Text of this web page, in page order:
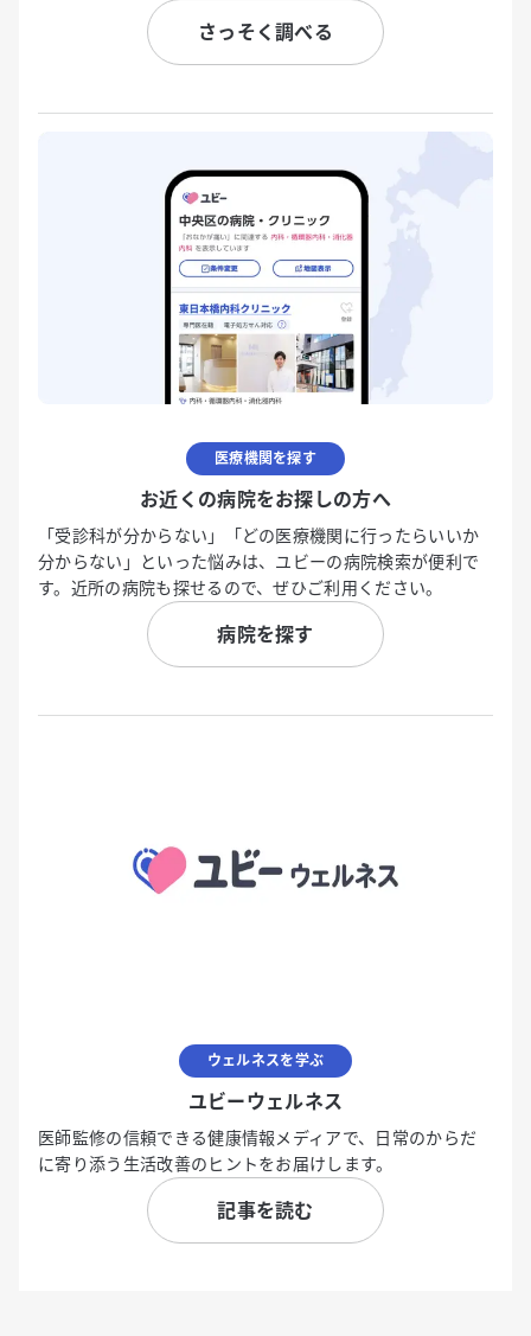
さっそく調べる
医療機関を探す
お近くの病院をお探しの方へ
「受診科が分からない」「どの医療機関に行ったらいいか
分からない」といった悩みは、ユビーの病院検索が便利で
す。近所の病院も探せるので、ぜひご利用ください。
病院を探す
ウェルネスを学ぶ
ユビーウェルネス
医師監修の信頼できる健康情報メディアで、日常のからだ
に寄り添う生活改善のヒントをお届けします。
記事を読む